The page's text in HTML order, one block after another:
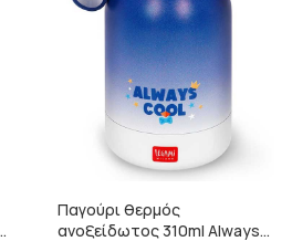
Παγούρι θερμός
ανοξείδωτος 310ml Always